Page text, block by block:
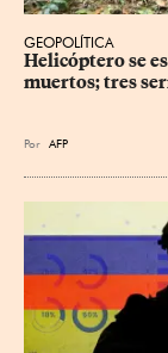
GEOPOLÍTICA
Helicóptero se
muertos; tres
Por AFP